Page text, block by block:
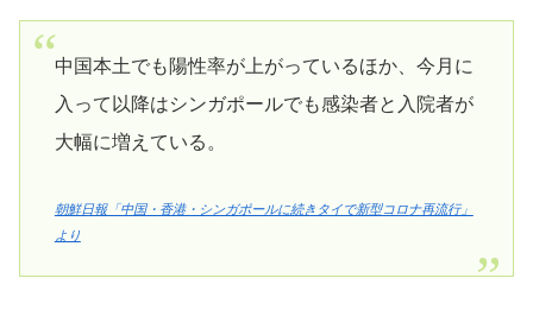
中国本土でも陽性率が上がっているほか、今月に
入って以降はシンガポールでも感染者と入院者が
大幅に増えている。
朝鮮日報「中国・香港・シンガポールに続きタイで新型コロナ再流行」
より